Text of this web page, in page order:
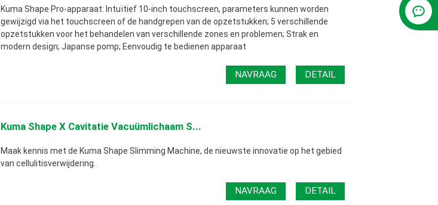
Kuma Shape Pro-apparaat: Intuïtief 10-inch touchscreen, parameters kunnen worden
gewijzigd via het touchscreen of de handgrepen van de opzetstukken; 5 verschillende
opzetstukken voor het behandelen van verschillende zones en problemen; Strak en
modern design; Japanse pomp; Eenvoudig te bedienen apparaat
NAVRAAG DETAIL
Kuma Shape X Cavitatie Vacuümlichaam S...
Maak kennis met de Kuma Shape Slimming Machine, de nieuwste innovatie op het gebied
van cellulitisverwijdering.
NAVRAAG DETAIL